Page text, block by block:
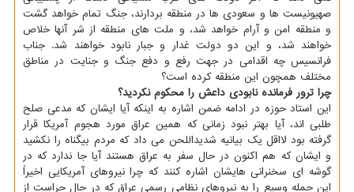
صهیونیست ها و سعودی ها در منطقه بردارند، جنگ تمام خواهد گشت
و منطقه امن و آرام خواهد شد، و ملت های منطقه از شر آنها خلاص
خواهند شد، و این دو دولت غدار و جبار نابود خواهند شد. جناب
فرانسیس چه اقدامی در جهت رفع و دفع جنگ و جنایت در مناطق
مختلف همچون این منطقه کرده است؟
چرا ترور فرمانده نابودی داعش را محکوم نکردید؟
این استاد حوزه در ادامه ضمن اشاره به اینکه آیا ایشان که مدعی صلح
طلبی اند، آیا بهتر نبود زمانی که همین عراق مورد هجوم آمریکا قرار
گرفته بود لااقل یک بیانیه شدیداللحن می داد که مردم بیگناه را نکشید
و ایشان که هم اکنون در حال سفر به عراق هستند آیا جا ندارد که در
گوشه ای سخنرانی هایشان اشاره کنند که چرا نیروهای آمریکایی اخیراً
این حمله وسیع را به نیروهای نظامی رسمی عراق که در حال حراست از